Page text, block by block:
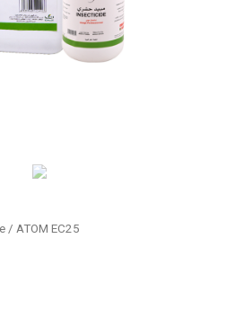
/ ATOM EC25